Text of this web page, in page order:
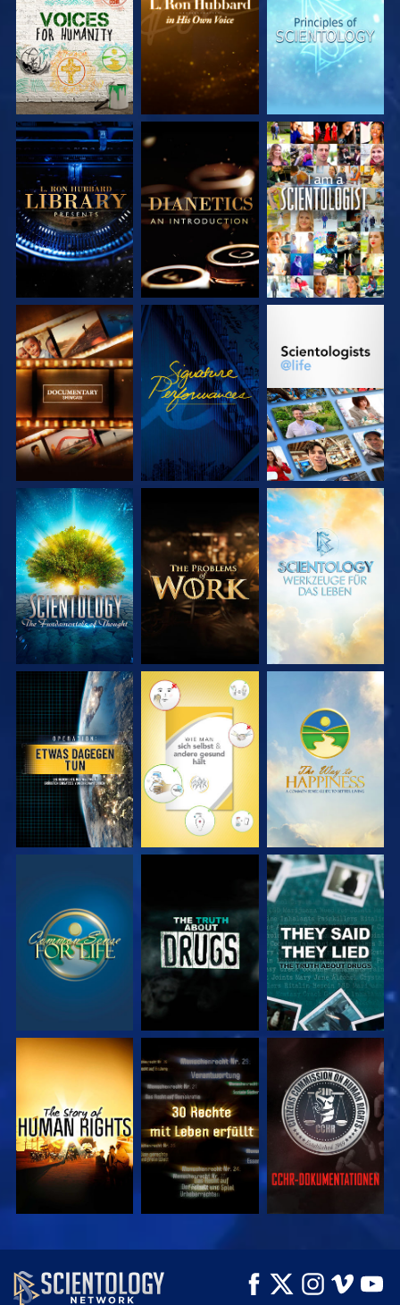
ENTDECKEN
ENTDECKEN
ENTDECKEN
SERIE
ENTDECKEN
ENTDECKEN
ANSEHEN
SERIE
ENTDECKEN
ANSEHEN
SERIE
SERIE
ENTDECKEN
SERIE
ENTDECKEN
SERIE
ENTDECKEN
ANSEHEN ANSEHEN ANSEHEN
ANSEHEN ANSEHEN ANSEHEN
ANSEHEN ANSEHEN ANSEHEN
ANSEHEN
SERIE
ENTDECKEN